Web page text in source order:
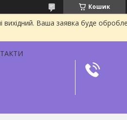
Кошик
вихідний. Ваша заявка буде